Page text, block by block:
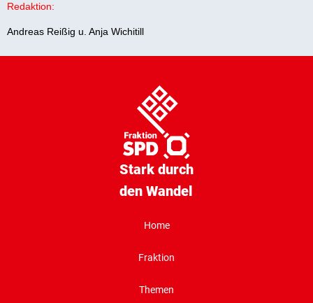
Redaktion:
Andreas Reißig u. Anja Wichitill
Stark durch
den Wandel
Home
Fraktion
Themen